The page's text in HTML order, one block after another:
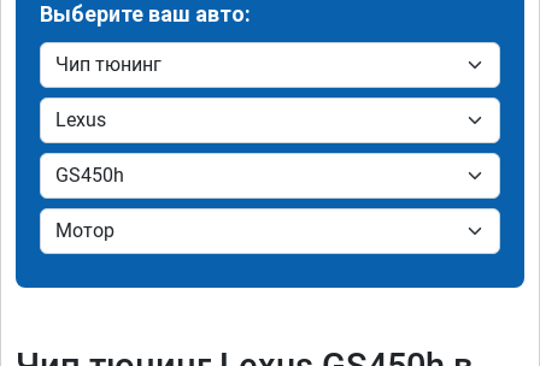
Выберите ваш авто: